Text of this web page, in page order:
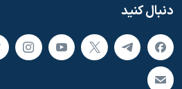
دنبال کنید